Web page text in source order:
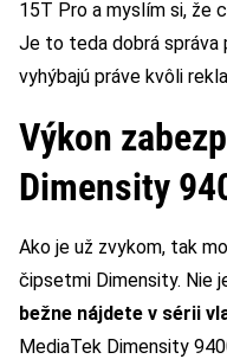
15T Pro a myslím si, že
Je to teda dobrá správa
vyhýbajú práve kvôli
Výkon
Dimensity
Ako je už zvykom, tak
čipsetmi Dimensity. Nie
bežne nájdete v sérii
MediaTek Dimensity